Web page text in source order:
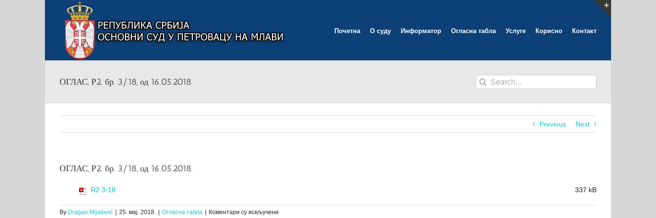
Почетна О суду Информатор Огласна табла Услуге Корисно Контакт
ОГЛАС, Р2. бр. 3/18, од 16.05.2018.
Search
for:
Previous Next
ОГЛАС, Р2. бр. 3/18, од 16.05.2018.
R2 3-18 337 kB
By Dragan Mijatović | 25. мај. 2018. | Огласна табла | Коментари су искључени